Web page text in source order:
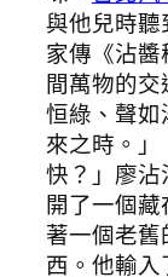
與他兒時聽
家傳《沾
間萬物的
恒綠、聲如
來之時。
快？」廖沾
開了一個
著一個老
西。他輸